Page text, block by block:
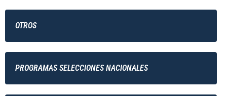
OTROS
PROGRAMAS SELECCIONES NACIONALES